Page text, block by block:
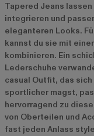
Tapered Jeans
integrieren und
eleganteren Looks.
kannst du sie mit
kombinieren. Ein
Lederschuhe
casual Outfit, das
sportlicher magst,
hervorragend zu
von Oberteilen und
fast jeden Anlass